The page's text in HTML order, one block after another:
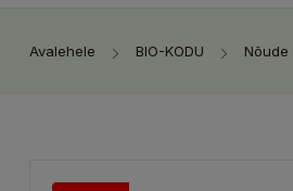
Avalehele BIO-KODU Nõude